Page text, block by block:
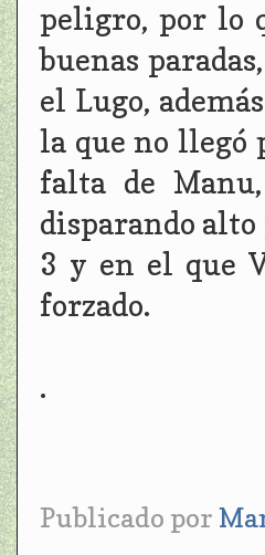
peligro, por lo
buenas
el Lugo,
la que no llegó
falta de
disparando
3 y en el que
forzado.
.
Publicado por